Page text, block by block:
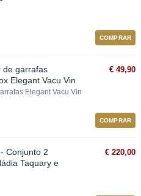
COMPRAR
de garrafas
Elegant Vacu Vin
Elegant Vacu Vin
€ 49,90
COMPRAR
Conjunto 2
Taquary e
€ 220,00